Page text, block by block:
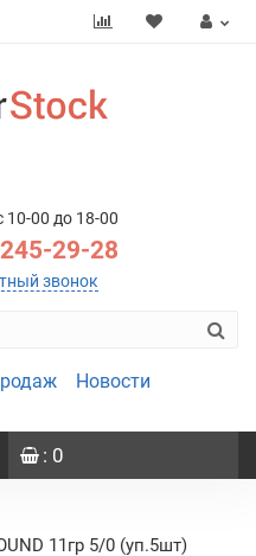
10-00 до 18-00
245-29-28
звонок
Новости
: 0
11гр 5/0 (уп.5шт)